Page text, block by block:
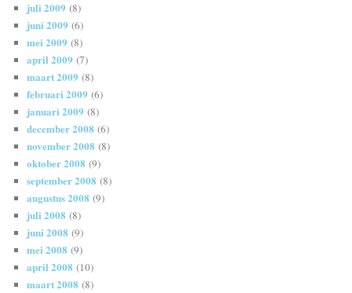
juli 2009 (8)
juni 2009 (6)
mei 2009 (8)
april 2009 (7)
maart 2009 (8)
februari 2009 (6)
januari 2009 (8)
december 2008 (6)
november 2008 (8)
oktober 2008 (9)
september 2008 (8)
augustus 2008 (9)
juli 2008 (8)
juni 2008 (9)
mei 2008 (9)
april 2008 (10)
maart 2008 (8)